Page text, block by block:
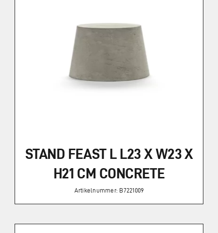
STAND FEAST L L23 X W23 X
H21 CM CONCRETE
Artikelnummer: B7221009